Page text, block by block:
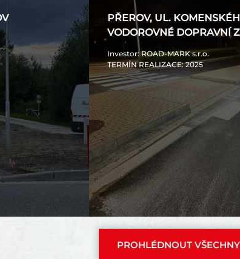
PŘEROV, UL.
VODOROVNÉ DOPRAVNÍ
Investor: ROAD-MARK s.r.o.
TERMÍN REALIZACE: 2025
PROHLÉDNOUT